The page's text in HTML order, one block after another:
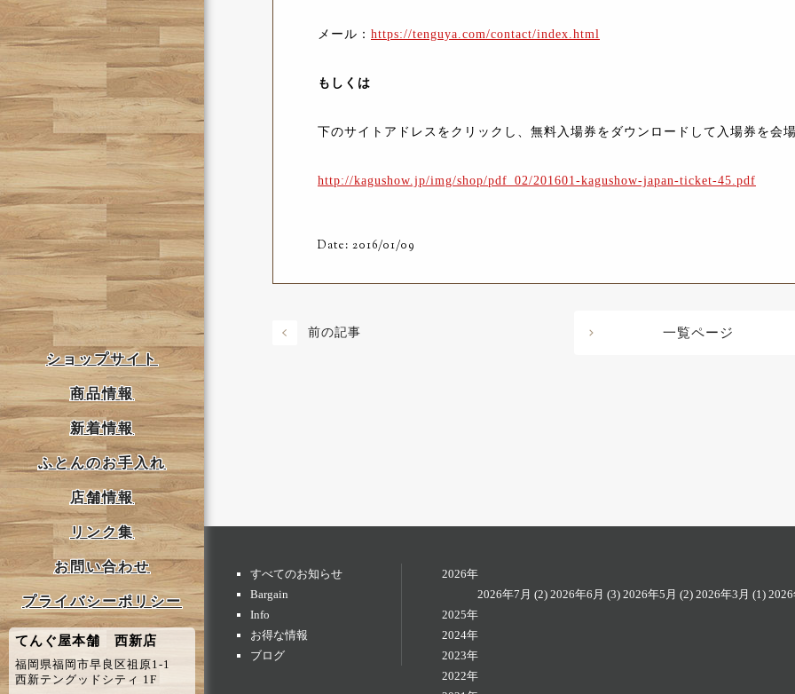
ショップサイト
商品情報
新着情報
ふとんのお手入れ
店舗情報
リンク集
お問い合わせ
プライバシーポリシー
てんぐ屋本舗 西新店
福岡県福岡市早良区祖原1-1
西新テングッドシティ 1F
メール： https://tenguya.com/contact/index.html
もしくは
下のサイトアドレスをクリックし、無料入場券をダウンロードして入場券を会
http://kagushow.jp/img/shop/pdf_02/201601-kagushow-japan-ticket-45.pdf
Date: 2016/01/09
前の記事 一覧ページ
すべてのお知らせ
Bargain
Info
お得な情報
ブログ
2026年
2026年7月 (2) 2026年6月 (3) 2026年5月 (2) 2026年3月 (1) 2026
2025年
2024年
2023年
2022年